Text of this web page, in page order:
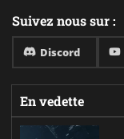
Suivez nous sur :
Discord
En vedette